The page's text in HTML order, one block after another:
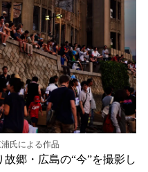
氏による作品
郷・広島の“今”を撮影し